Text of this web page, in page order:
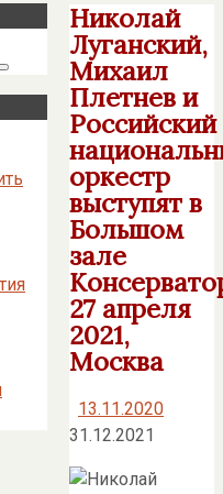
Николай
Луганский,
Михаил
Плетнев и
Российский
оркестр
выступят в
Большом
зале
27 апреля
2021,
Москва
13.11.2020
31.12.2021
Поиск